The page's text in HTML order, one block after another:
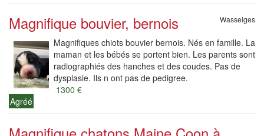
Magnifique bouvier, bernois Wasseiges
Magnifiques chiots bouvier bernois. Nés en famille. La
maman et les bébés se portent bien. Les parents sont
radiographiés des hanches et des coudes. Pas de
dysplasie. Ils n ont pas de pedigree.
1300 €
Agréé